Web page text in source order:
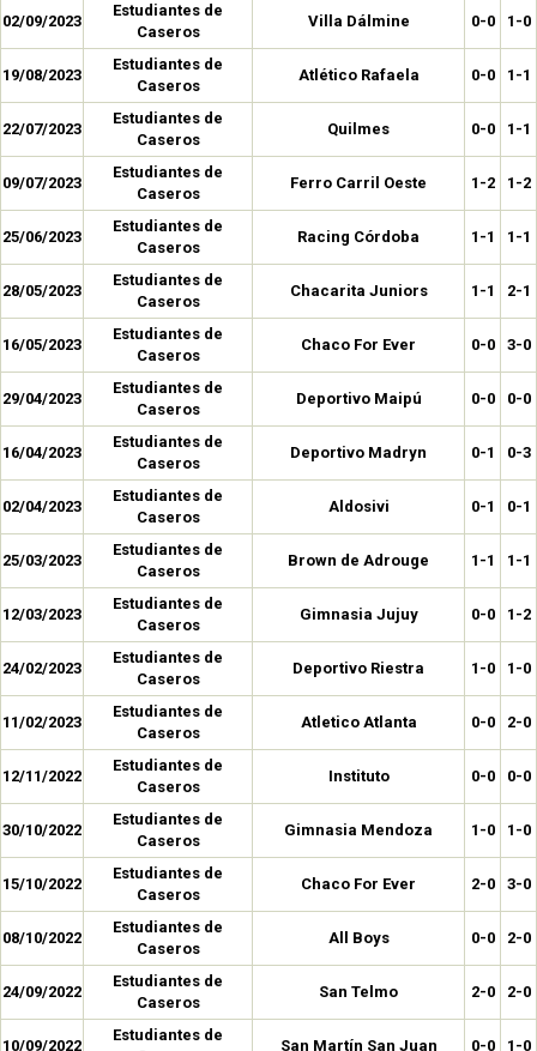
02/09/2023
Estudiantes de
Caseros
Villa Dálmine 0-0 1-0
19/08/2023
Estudiantes de
Caseros
Atlético Rafaela 0-0 1-1
22/07/2023
Estudiantes de
Caseros
Quilmes 0-0 1-1
09/07/2023
Estudiantes de
Caseros
Ferro Carril Oeste 1-2 1-2
25/06/2023
Estudiantes de
Caseros
Racing Córdoba 1-1 1-1
28/05/2023
Estudiantes de
Caseros
Chacarita Juniors 1-1 2-1
16/05/2023
Estudiantes de
Caseros
Chaco For Ever 0-0 3-0
29/04/2023
Estudiantes de
Caseros
Deportivo Maipú 0-0 0-0
16/04/2023
Estudiantes de
Caseros
Deportivo Madryn 0-1 0-3
02/04/2023
Estudiantes de
Caseros
Aldosivi 0-1 0-1
25/03/2023
Estudiantes de
Caseros
Brown de Adrouge 1-1 1-1
12/03/2023
Estudiantes de
Caseros
Gimnasia Jujuy 0-0 1-2
24/02/2023
Estudiantes de
Caseros
Deportivo Riestra 1-0 1-0
11/02/2023
Estudiantes de
Caseros
Atletico Atlanta 0-0 2-0
12/11/2022
Estudiantes de
Caseros
Instituto 0-0 0-0
30/10/2022
Estudiantes de
Caseros
Gimnasia Mendoza 1-0 1-0
15/10/2022
Estudiantes de
Caseros
Chaco For Ever 2-0 3-0
08/10/2022
Estudiantes de
Caseros
All Boys 0-0 2-0
24/09/2022
Estudiantes de
Caseros
San Telmo 2-0 2-0
10/09/2022
Estudiantes de
San Martín San Juan 0-0 1-0